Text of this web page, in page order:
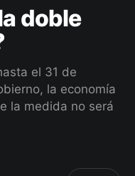
doble
el 31 de
la economía
la medida no será